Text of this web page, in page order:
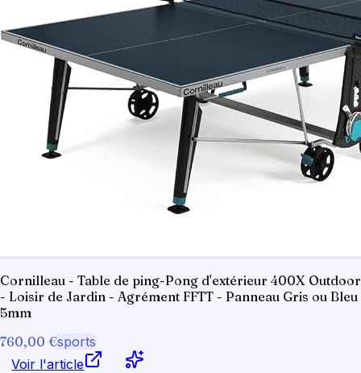
Cornilleau - Table de ping-Pong d'extérieur 400X Outdoor
- Loisir de Jardin - Agrément FFTT - Panneau Gris ou Bleu
5mm
760,00 €sports
Voir l'article